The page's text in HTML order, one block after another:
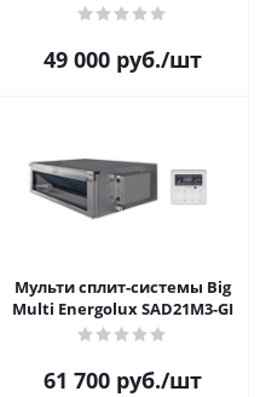
49 000руб./шт
Мульти сплит-системы Big
Multi Energolux SAD21M3-GI
61 700руб./шт